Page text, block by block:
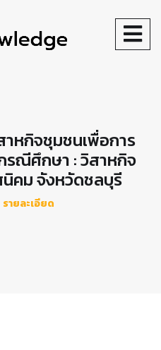
าหกิจชุมชนเพื่อการ
ณีศึกษา : วิสาหกิจ
คม จังหวัดชลบุรี
รายละเอียด